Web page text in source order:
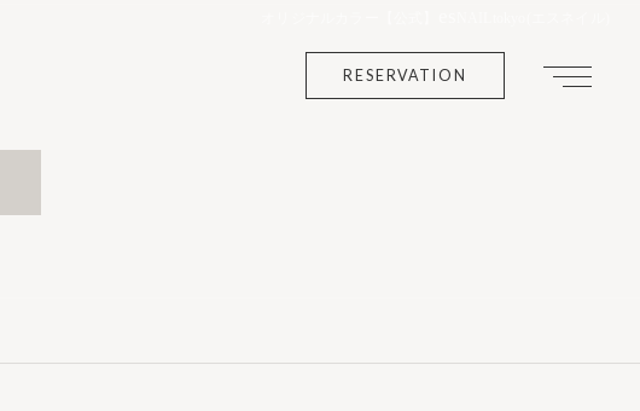
RESERVATION